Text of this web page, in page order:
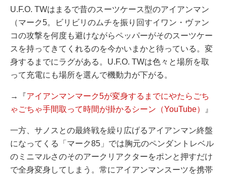
U.F.O. TWはまるで昔のスーツケース型のアイアンマン
（マーク5。ビリビリのムチを振り回すイワン・ヴァン
コの攻撃を何度も避けながらペッパーがそのスーツケー
スを持ってきてくれるのを今かいまかと待っている。変
身するまでにラグがある。U.F.O. TWは色々と場所を取
って充電にも場所を選んで機動力が下がる。
→『 アイアンマンマーク5が変身するまでにやたらごち
ゃごちゃ手間取って時間が掛かるシーン（YouTube）
』
一方、サノスとの最終戦を繰り広げるアイアンマン終盤
になってくる「マーク85」では胸元のペンダントレベル
のミニマルさのそのアークリアクターをポンと押すだけ
で全身変身してしまう。常にアイアンマンスーツを携帯